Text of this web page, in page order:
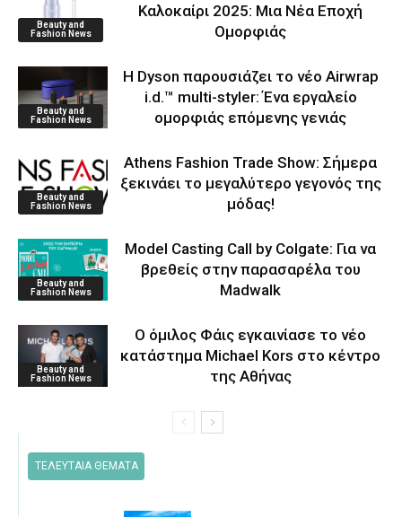
Beauty and
Fashion News
Καλοκαίρι 2025: Μια Νέα Εποχή
Ομορφιάς
Beauty and
Fashion News
Η Dyson παρουσιάζει το νέο Airwrap
i.d.™ multi-styler: Ένα εργαλείο
ομορφιάς επόμενης γενιάς
Beauty and
Fashion News
Athens Fashion Trade Show: Σήμερα
ξεκινάει το μεγαλύτερο γεγονός της
μόδας!
Beauty and
Fashion News
Model Casting Call by Colgate: Για να
βρεθείς στην παρασαρέλα του
Μadwalk
Beauty and
Fashion News
O όμιλος Φάις εγκαινίασε το νέο
κατάστημα Michael Kors στο κέντρο
της Αθήνας
ΤΕΛΕΥΤΑΙΑ ΘΕΜΑΤΑ